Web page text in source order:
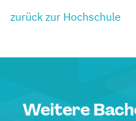
zurück zur Hochschule
Weitere